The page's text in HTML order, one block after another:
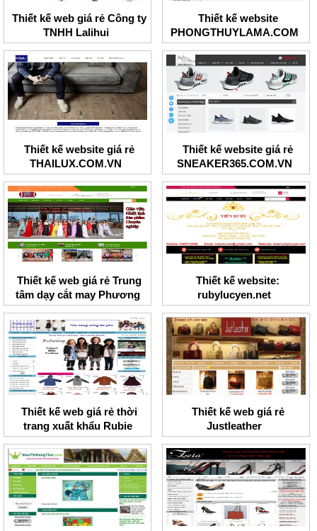
Thiết kế web giá rẻ Công ty
TNHH Lalihui
Thiết kế website
PHONGTHUYLAMA.COM
Thiết kế website giá rẻ
THAILUX.COM.VN
Thiết kế website giá rẻ
SNEAKER365.COM.VN
Thiết kế web giá rẻ Trung
tâm dạy cắt may Phương
Hoa
Thiết kế website:
rubylucyen.net
Thiết kế web giá rẻ thời
trang xuất khẩu Rubie
shop
Thiết kế web giá rẻ
Justleather